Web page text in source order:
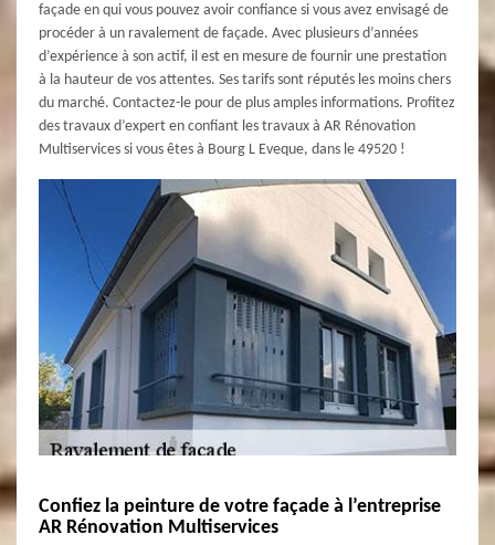
façade en qui vous pouvez avoir confiance si vous avez envisagé de
procéder à un ravalement de façade. Avec plusieurs d’années
d’expérience à son actif, il est en mesure de fournir une prestation
à la hauteur de vos attentes. Ses tarifs sont réputés les moins chers
du marché. Contactez-le pour de plus amples informations. Profitez
des travaux d’expert en confiant les travaux à AR Rénovation
Multiservices si vous êtes à Bourg L Eveque, dans le 49520 !
Confiez la peinture de votre façade à l’entreprise
AR Rénovation Multiservices